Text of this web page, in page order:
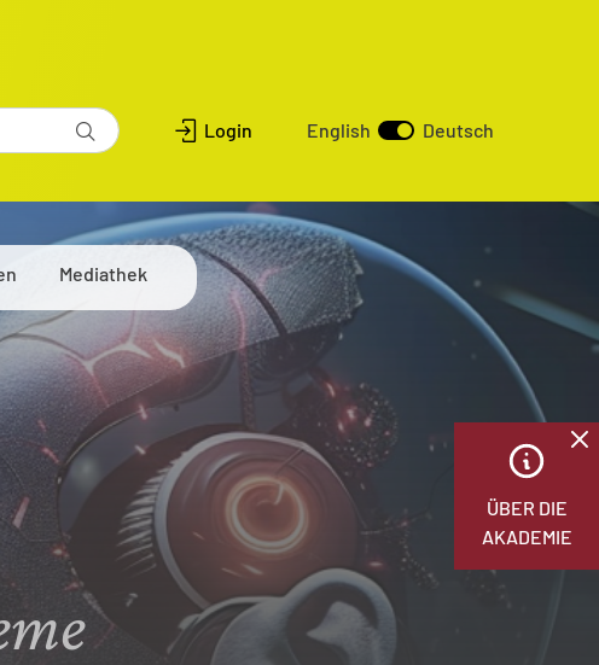
Login English Deutsch
Mediathek
ÜBER DIE
AKADEMIE